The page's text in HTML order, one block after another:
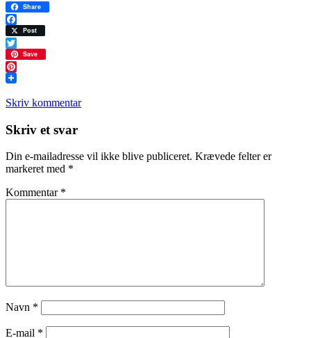
Share
Facebook
Post
Twitter
Save
Pinterest
Skriv kommentar
Læserinteraktioner
Skriv et svar
Din e-mailadresse vil ikke blive publiceret. Krævede felter er
markeret med *
Kommentar *
Navn *
E-mail *